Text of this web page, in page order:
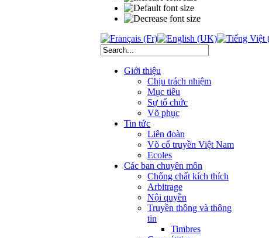
Giới thiệu
Chịu trách nhiệm
Mục tiêu
Sự tổ chức
Võ phục
Tin tức
Liên đoàn
Võ cổ truyền Việt Nam
Ecoles
Các ban chuyên môn
Chống chất kích thích
Arbitrage
Nội quyền
Truyền thông và thông
tin
Timbres